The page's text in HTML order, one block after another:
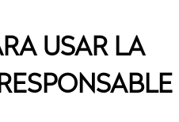
USAR LA